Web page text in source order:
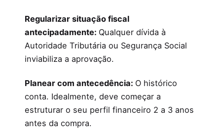
Regularizar situação fiscal
antecipadamente: Qualquer dívida à
Autoridade Tributária ou Segurança Social
inviabiliza a aprovação.
Planear com antecedência: O histórico
conta. Idealmente, deve começar a
estruturar o seu perfil financeiro 2 a 3 anos
antes da compra.